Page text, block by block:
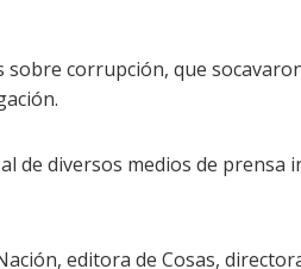
corrupción, que
de diversos medios de prensa
editora de Cosas,